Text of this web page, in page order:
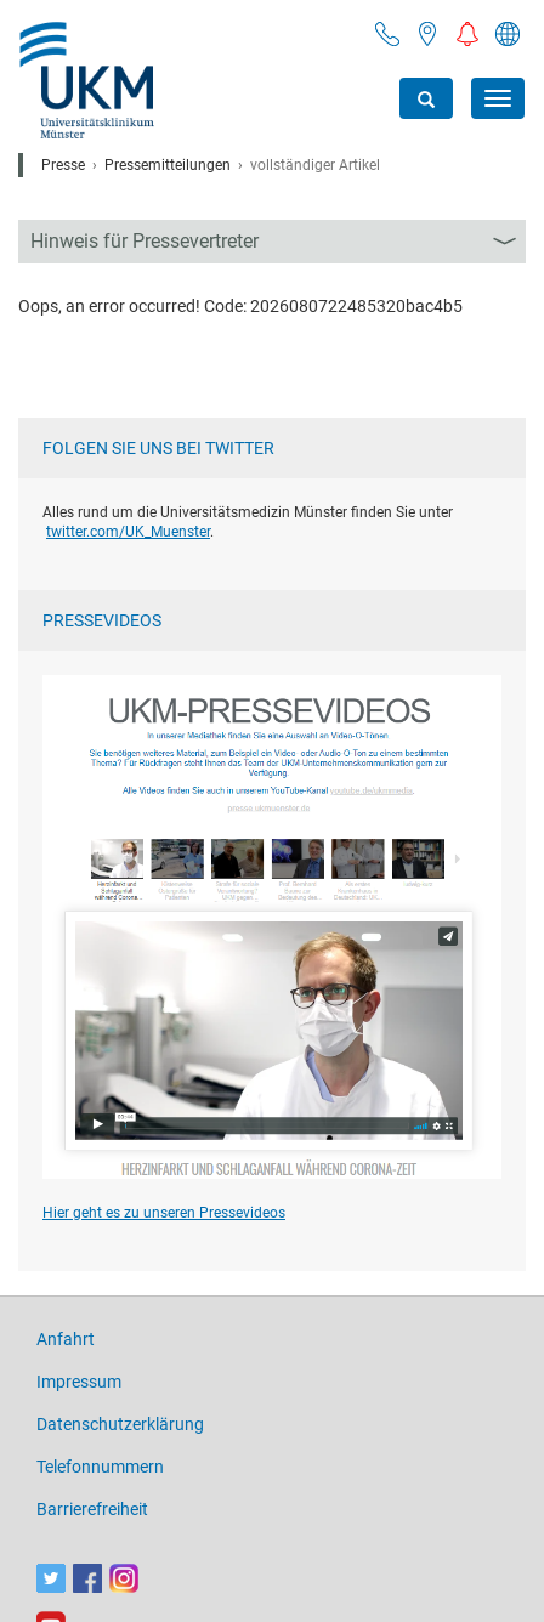
Presse Pressemitteilungen vollständiger Artikel
Hinweis für Pressevertreter
Oops, an error occurred! Code: 2026080722485320bac4b5
FOLGEN SIE UNS BEI TWITTER
Alles rund um die Universitätsmedizin Münster finden Sie unter
twitter.com/UK_Muenster.
PRESSEVIDEOS
Hier geht es zu unseren Pressevideos
Anfahrt
Impressum
Datenschutzerklärung
Telefonnummern
Barrierefreiheit